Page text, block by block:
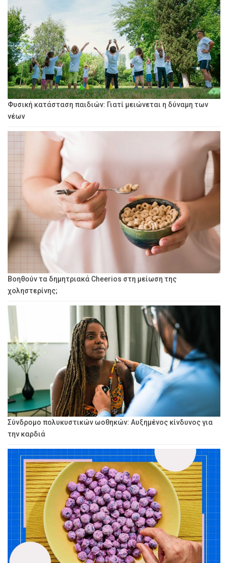
Φυσική κατάσταση παιδιών: Γιατί μειώνεται η δύναμη των
νέων
Βοηθούν τα δημητριακά Cheerios στη μείωση της
χοληστερίνης;
Σύνδρομο πολυκυστικών ωοθηκών: Αυξημένος κίνδυνος για
την καρδιά